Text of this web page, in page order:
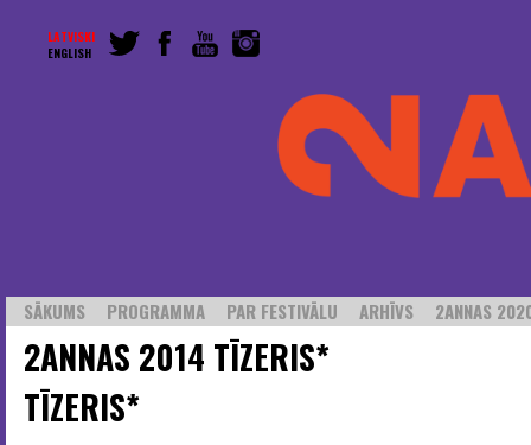
LATVISKI
ENGLISH
SĀKUMS PROGRAMMA PAR FESTIVĀLU ARHĪVS 2ANNAS
2ANNAS 2014 TĪZERIS*
TĪZERIS*